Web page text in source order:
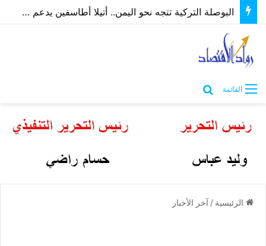
البوصلة التركية تتجه نحو اليمن.. أتيلا أطاسفين يدعم مسارات الشراكة الاقتصادية والاستثمارية
القائمة
الرئيسية / آخر الأخبار